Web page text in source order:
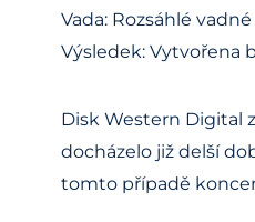
Vada: Rozsáhlé
Výsledek: Vytvořena
Disk Western Digital
docházelo již delší
tomto případě